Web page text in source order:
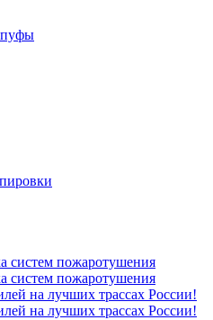
пуфы
систем пожаротушения
систем пожаротушения
на лучших трассах России!
на лучших трассах России!